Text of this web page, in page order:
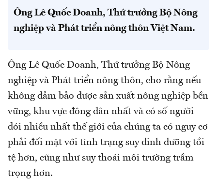
Ông Lê Quốc Doanh, Thứ trưởng Bộ Nông
nghiệp và Phát triển nông thôn Việt Nam.
Ông Lê Quốc Doanh, Thứ trưởng Bộ Nông
nghiệp và Phát triển nông thôn, cho rằng nếu
không đảm bảo được sản xuất nông nghiệp bền
vững, khu vực đông dân nhất và có số người
đói nhiều nhất thế giới của chúng ta có nguy cơ
phải đối mặt với tình trạng suy dinh dưỡng tồi
tệ hơn, cũng như suy thoái môi trường trầm
trọng hơn.